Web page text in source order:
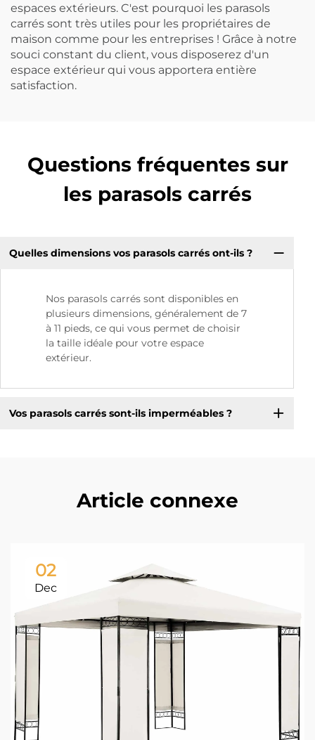
espaces extérieurs. C'est pourquoi les parasols
carrés sont très utiles pour les propriétaires de
maison comme pour les entreprises ! Grâce à notre
souci constant du client, vous disposerez d'un
espace extérieur qui vous apportera entière
satisfaction.
Questions fréquentes sur
les parasols carrés
Quelles dimensions vos parasols carrés ont-ils ?
Nos parasols carrés sont disponibles en
plusieurs dimensions, généralement de 7
à 11 pieds, ce qui vous permet de choisir
la taille idéale pour votre espace
extérieur.
Vos parasols carrés sont-ils imperméables ?
Article connexe
02
Dec